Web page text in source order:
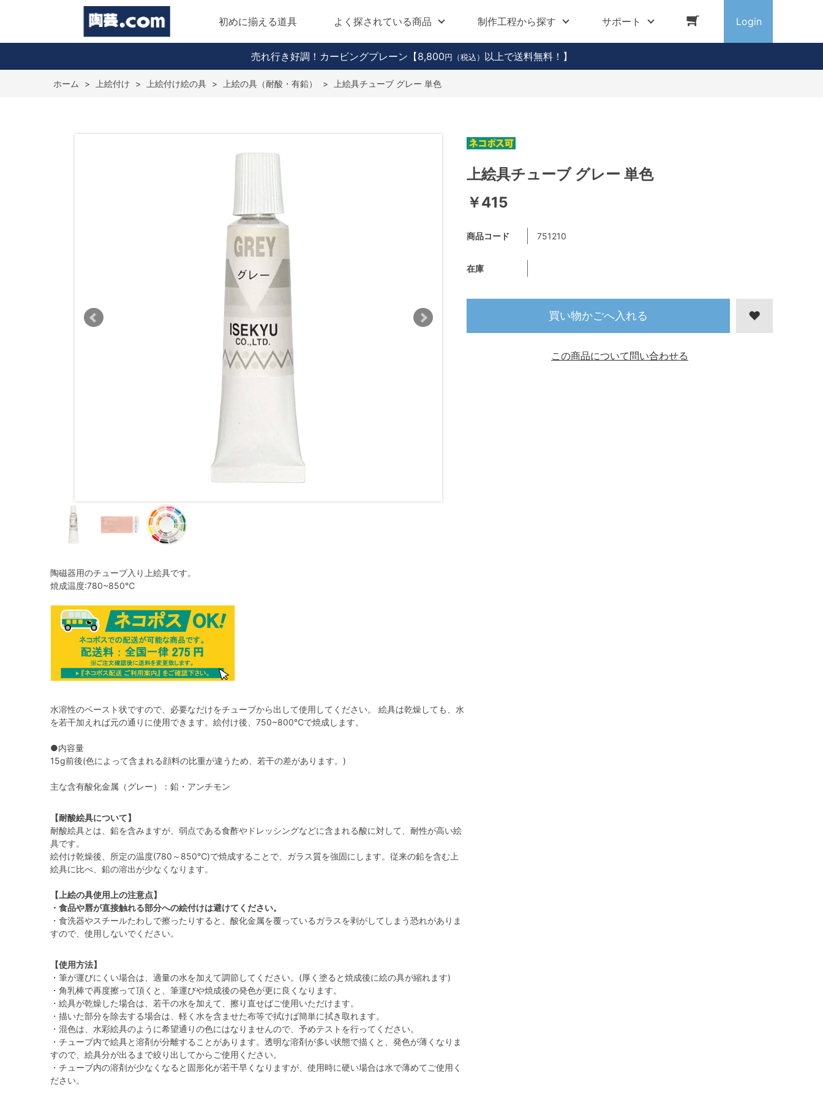
初めに揃える道具 よく探されている商品 制作工程から探す サポート Login
売れ行き好調！カービングプレーン 【8,800 円（税込） 以上で送料無料！】
ホーム > 上絵付け > 上絵付け絵の具 > 上絵の具（耐酸・有鉛） > 上絵具チューブ グレー 単色
陶磁器用のチューブ入り上絵具です。
焼成温度:780~850℃
水溶性のペースト状ですので、必要なだけをチューブから出して使用してください。 絵具は乾燥しても、水
を若干加えれば元の通りに使用できます。絵付け後、750~800℃で焼成します。
●内容量
15g前後(色によって含まれる顔料の比重が違うため、若干の差があります。)
主な含有酸化金属（グレー）：鉛・アンチモン
【耐酸絵具について】
耐酸絵具とは、鉛を含みますが、弱点である食酢やドレッシングなどに含まれる酸に対して、耐性が高い絵
具です。
絵付け乾燥後、所定の温度(780～850℃)で焼成することで、ガラス質を強固にします。従来の鉛を含む上
絵具に比べ、鉛の溶出が少なくなります。
【上絵の具使用上の注意点】
・食品や唇が直接触れる部分への絵付けは避けてください。
・食洗器やスチールたわしで擦ったりすると、酸化金属を覆っているガラスを剥がしてしまう恐れがありま
すので、使用しないでください。
【使用方法】
・筆が運びにくい場合は、適量の水を加えて調節してください。(厚く塗ると焼成後に絵の具が縮れます)
・角乳棒で再度擦って頂くと、筆運びや焼成後の発色が更に良くなります。
・絵具が乾燥した場合は、若干の水を加えて、擦り直せばご使用いただけます。
・描いた部分を除去する場合は、軽く水を含ませた布等で拭けば簡単に拭き取れます。
・混色は、水彩絵具のように希望通りの色にはなりませんので、予めテストを行ってください。
・チューブ内で絵具と溶剤が分離することがあります。透明な溶剤が多い状態で描くと、発色が薄くなりま
すので、絵具分が出るまで絞り出してからご使用ください。
・チューブ内の溶剤が少なくなると固形化が若干早くなりますが、使用時に硬い場合は水で薄めてご使用く
ださい。
上絵具チューブ グレー 単色
￥415
商品コード 751210
在庫
買い物かごへ入れる
この商品について問い合わせる